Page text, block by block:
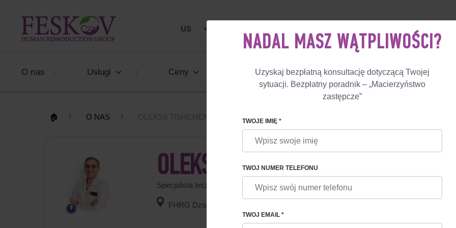
US +1 844 892 78 00
NAPISZ
NAS
O nas Usługi Ceny Opinie Programy Blog
🏠 O NAS OLEKSII TISHCHENKO
OLEKSII TISHCHENKO
Specjalista leczenia niepłodności, embriolog kliniczny
FHRG Dział medyczny i diagnostyczny
NADAL MASZ WĄTPLIWOŚCI?
Uzyskaj bezpłatną konsultację dotyczącą Twojej
sytuacji. Bezpłatny poradnik – „Macierzyństwo
zastępcze”
TWOJE IMIĘ *
TWOJ NUMER TELEFONU
TWOJ EMAIL *